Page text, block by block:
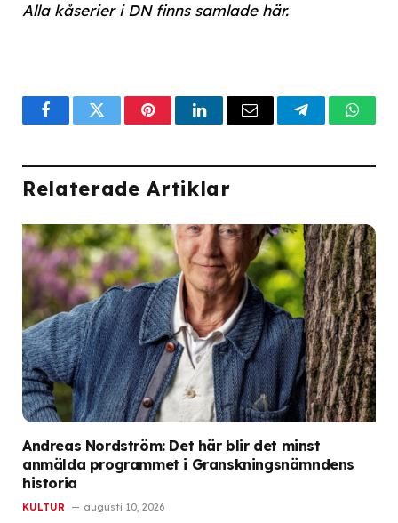
Alla kåserier i DN finns samlade här.
FacebookTwitterPinterestLinkedInEmail Telegram
Relaterade Artiklar
Andreas Nordström: Det här blir det minst
anmälda programmet i Granskningsnämndens
historia
KULTUR augusti 10, 2026